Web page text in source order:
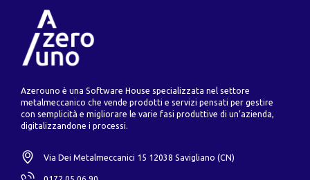
Azerouno è una Software House specializzata nel settore
metalmeccanico che vende prodotti e servizi pensati per gestire
con semplicità e migliorare le varie fasi produttive di un’azienda,
digitalizzandone i processi.
Via Dei Metalmeccanici 15 12038 Savigliano (CN)